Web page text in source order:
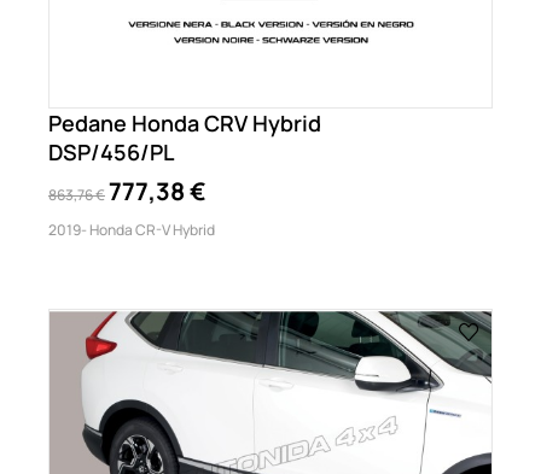
Pedane Honda CRV Hybrid
DSP/456/PL
863,76 €777,38 €
2019- Honda CR-V Hybrid